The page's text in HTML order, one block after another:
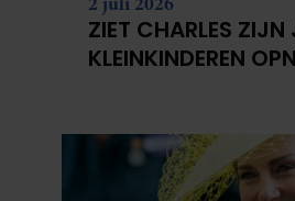
ZIET CHARLES ZIJN
KLEINKINDEREN